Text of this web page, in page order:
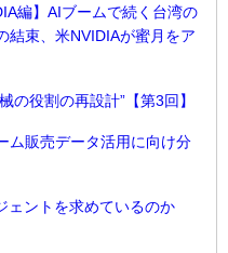
編】AIブームで続く台湾の
結束、米NVIDIAが蜜月をア
の役割の再設計”【第3回】
ム販売データ活用に向け分
ェントを求めているのか